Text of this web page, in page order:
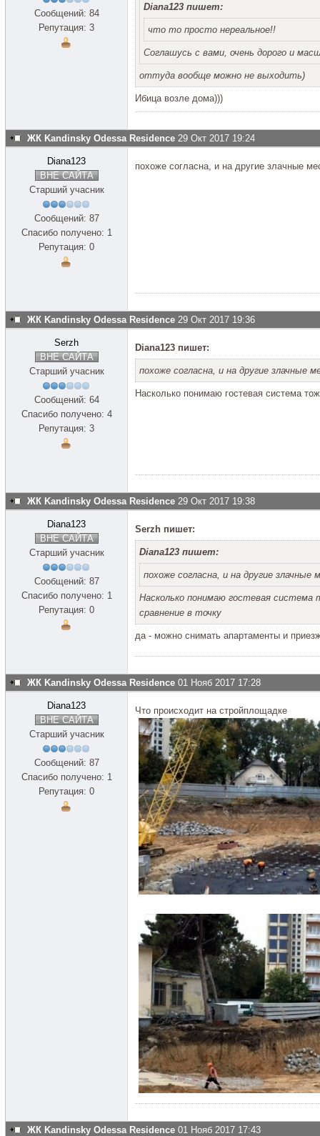
Сообщений: 84
Репутация: 3
Diana123 пишет:
что то просто нереальное!!
Соглашусь с вами, очень дорого и
оттуда вообще можно не выходить)
Ибица возле дома)))
ЖК Kandinsky Odessa Residence 29 Окт 2017 19:24
Diana123
ВНЕ САЙТА
Старший учасник
Сообщений: 87
Спасибо получено: 1
Репутация: 0
похоже согласна, и на другие злачные
ЖК Kandinsky Odessa Residence 29 Окт 2017 19:36
Serzh
ВНЕ САЙТА
Старший учасник
Сообщений: 64
Спасибо получено: 4
Репутация: 3
Diana123 пишет:
похоже согласна, и на другие злачные
Насколько понимаю гостевая система
ЖК Kandinsky Odessa Residence 29 Окт 2017 19:38
Diana123
ВНЕ САЙТА
Старший учасник
Сообщений: 87
Спасибо получено: 1
Репутация: 0
Serzh пишет:
Diana123 пишет:
похоже согласна, и на другие
Насколько понимаю гостевая
сравнение в точку
да - можно снимать апартаменты и
ЖК Kandinsky Odessa Residence 01 Нояб 2017 17:28
Diana123
ВНЕ САЙТА
Старший учасник
Сообщений: 87
Спасибо получено: 1
Репутация: 0
Что происходит на стройплощадке
ЖК Kandinsky Odessa Residence 01 Нояб 2017 17:43